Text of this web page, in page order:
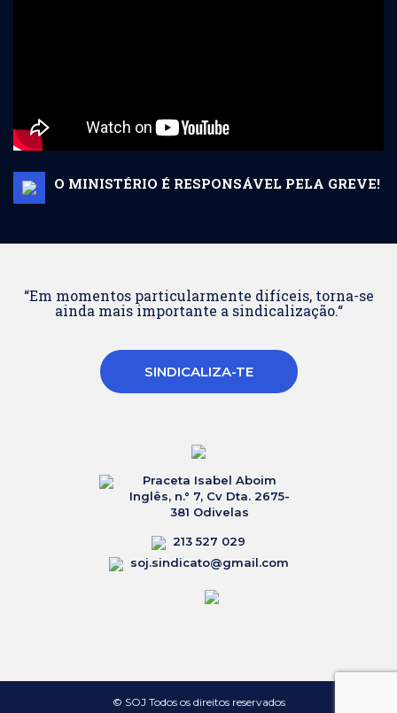
O MINISTÉRIO É RESPONSÁVEL PELA GREVE!
“Em momentos particularmente difíceis, torna-se
ainda mais importante a sindicalização.“
SINDICALIZA-TE
Praceta Isabel Aboim
Inglês, n.° 7, Cv Dta. 2675-
381 Odivelas
213 527 029
soj.sindicato@gmail.com
© SOJ Todos os direitos reservados